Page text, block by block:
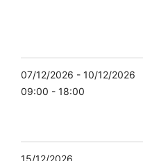
07/12/2026 - 10/12/2026
09:00 - 18:00
15/12/2026